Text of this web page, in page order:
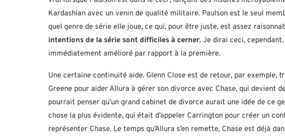
Kardashian avec un venin de qualité militaire. Paulson est le seul
quel genre de série elle joue, ce qui, pour être juste, est assez
intentions de la série sont difficiles à cerner. Je dirai ceci, cependant.
immédiatement amélioré par rapport à la première.
Une certaine continuité aide. Glenn Close est de retour, par exemple,
Greene pour aider Allura à gérer son divorce avec Chase, qui devient
pourrait penser qu’un grand cabinet de divorce aurait une idée de ce
chose la plus évidente, qui était d’appeler Carrington pour créer un
représenter Chase. Le temps qu’Allura s’en remette, Chase est déjà